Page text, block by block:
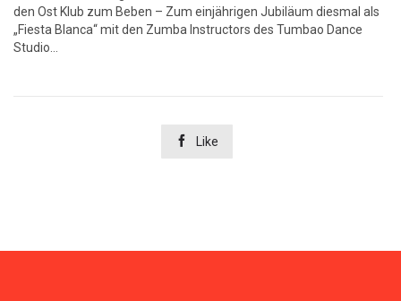
den Ost Klub zum Beben – Zum einjährigen Jubiläum diesmal als
„Fiesta Blanca“ mit den Zumba Instructors des Tumbao Dance
Studio…
 Like